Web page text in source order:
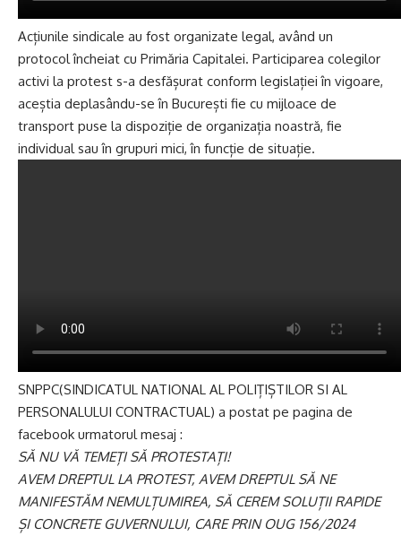
Acțiunile sindicale au fost organizate legal, având un
protocol încheiat cu Primăria Capitalei. Participarea colegilor
activi la protest s-a desfășurat conform legislației în vigoare,
aceștia deplasându-se în București fie cu mijloace de
transport puse la dispoziție de organizația noastră, fie
individual sau în grupuri mici, în funcție de situație.
SNPPC(SINDICATUL NATIONAL AL POLIȚIȘTILOR SI AL
PERSONALULUI CONTRACTUAL) a postat pe pagina de
facebook urmatorul mesaj :
SĂ NU VĂ TEMEȚI SĂ PROTESTAȚI!
AVEM DREPTUL LA PROTEST, AVEM DREPTUL SĂ NE
MANIFESTĂM NEMULȚUMIREA, SĂ CEREM SOLUȚII RAPIDE
ȘI CONCRETE GUVERNULUI, CARE PRIN OUG 156/2024